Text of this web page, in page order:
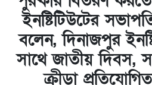
ইনষ্টিটিউটের
বলেন, দিনাজপুর
সাথে জাতীয় দিবস,
ক্রীড়া